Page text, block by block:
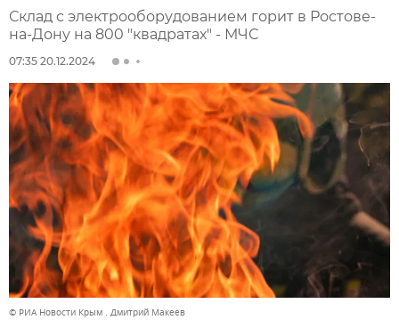
Склад с электрооборудованием горит в Ростове-
на-Дону на 800 "квадратах" - МЧС
07:35 20.12.2024
© РИА Новости Крым . Дмитрий Макеев